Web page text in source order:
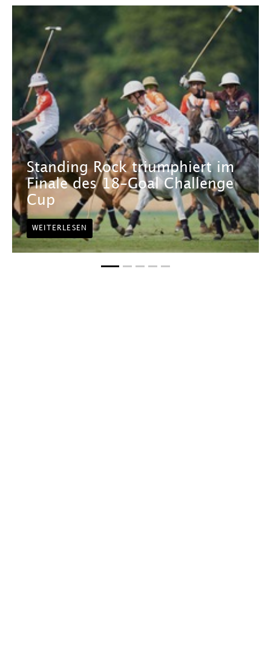
Standing Rock triumphiert im
Finale des 18-Goal Challenge
Cup
WEITERLESEN